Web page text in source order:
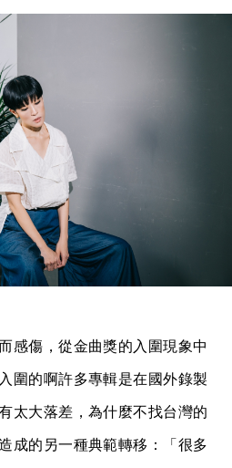
感傷，從金曲獎的入圍現象中
圍的啊許多專輯是在國外錄製
太大落差，為什麼不找台灣的
成的另一種典範轉移：「很多